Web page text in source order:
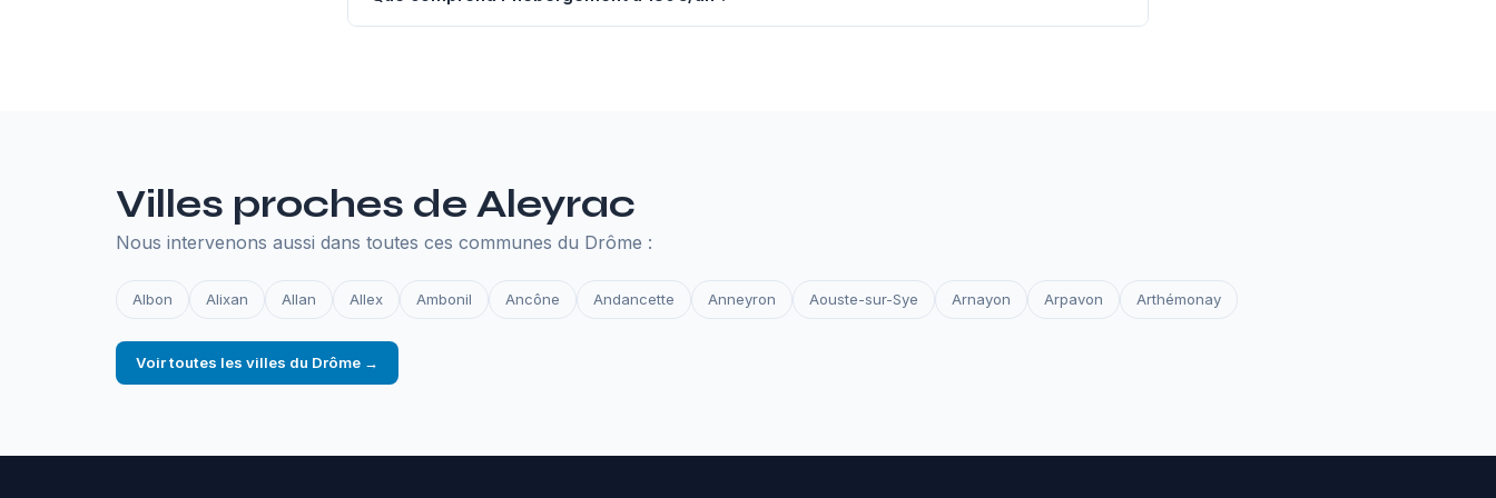
Villes proches de Aleyrac
Nous intervenons aussi dans toutes ces communes du Drôme :
Albon Alixan Allan Allex Ambonil Ancône Andancette Anneyron Aouste-sur-Sye Arnayon Arpavon Arthémonay
Voir toutes les villes du Drôme →